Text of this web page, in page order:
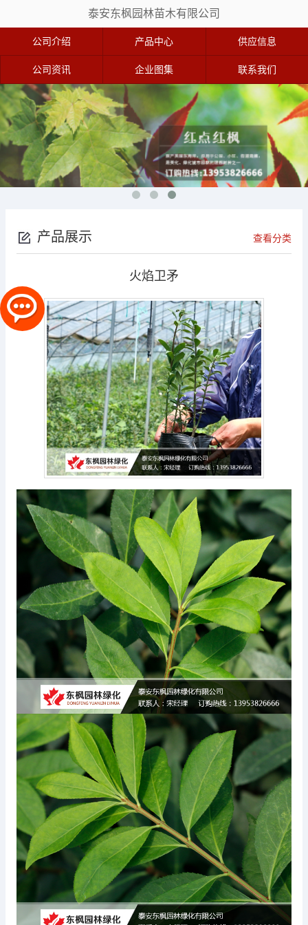
泰安东枫园林苗木有限公司
公司介绍 产品中心 供应信息
公司资讯 企业图集 联系我们
产品展示 查看分类
火焰卫矛